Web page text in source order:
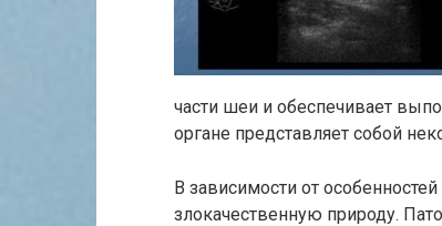
части шеи и обеспечивает
органе представляет собой
В зависимости от
злокачественную природу.